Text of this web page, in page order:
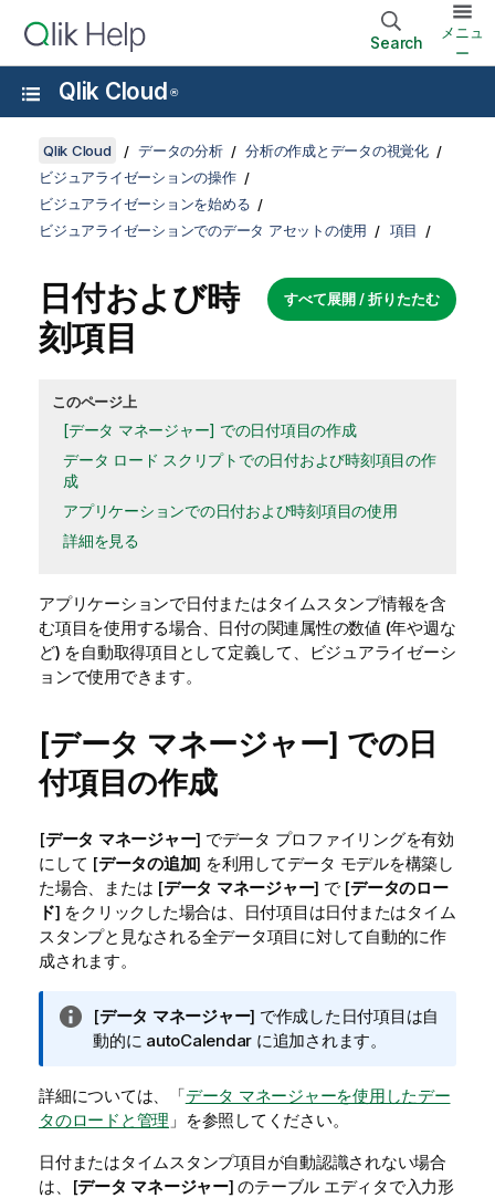
Search
メニュ
ー
Qlik Cloud ®
Qlik Cloud データの分析
分析の作成とデータの視覚化
ビジュアライゼーションの操作
ビジュアライゼーションを始める
ビジュアライゼーションでのデータ アセットの使用
項目
すべて展開 / 折りたたむ
日付および時
刻項目
このページ上
[データ マネージャー] での日付項目の作成
データ ロード スクリプトでの日付および時刻項目の作
成
アプリケーションでの日付および時刻項目の使用
詳細を見る
アプリケーションで日付またはタイムスタンプ情報を含
む項目を使用する場合、日付の関連属性の数値 (年や週な
ど) を自動取得項目として定義して、
ビジュアライゼーシ
ョンで使用できます。
[データ マネージャー] での日
付項目の作成
[データ マネージャー] でデータ プロファイリングを有効
にして [データの追加] を利用してデータ モデルを構築し
た場合、または [データ マネージャー] で [データのロー
ド] をクリックした場合は、日付項目は日付またはタイム
スタンプと見なされる全データ項目に対して自動的に作
成されます。
情
報
モ
[データ マネージャー] で作成した日付項目は自
動的に autoCalendar に追加されます。
詳細については、「データ マネージャーを使用したデー
タのロードと管理 」を参照してください。
日付またはタイムスタンプ項目 が自動認識されない場合
は、[データ マネージャー] のテーブル エディタで入力形